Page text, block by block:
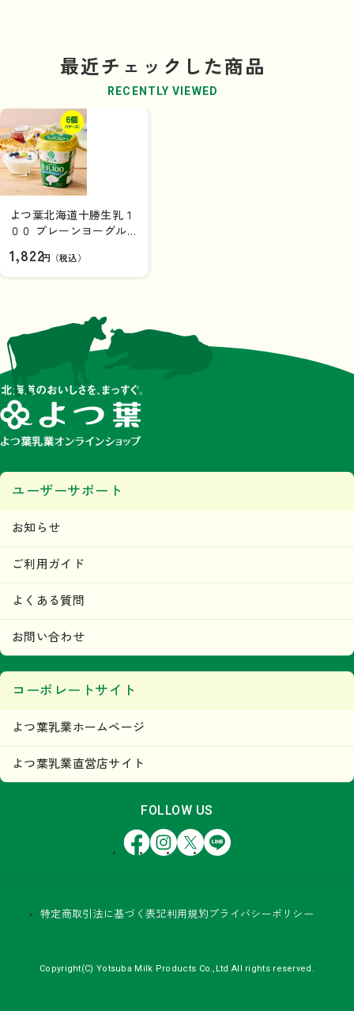
最近チェックした商品
RECENTLY VIEWED
よつ葉北海道十勝生乳１
００ プレーンヨーグルト
ｇ）×6個（1ケース）
1,822円（税込）
ユーザーサポート
お知らせ
ご利用ガイド
よくある質問
お問い合わせ
コーポレートサイト
よつ葉乳業ホームページ
よつ葉乳業直営店サイト
FOLLOW US
FacebookInstagram
X LINE
特定商取引法に基づく表記利用規約 プライバシーポリシー
Copyright(C) Yotsuba Milk Products Co.,Ltd All rights reserved.